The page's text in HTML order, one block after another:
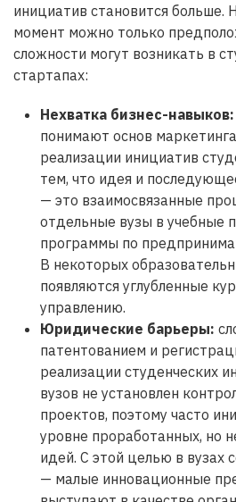
инициатив становится больше.
момент можно только
сложности могут возникать в
стартапах:
Нехватка бизнес-навыков:
понимают основ
реализации инициатив
тем, что идея и
— это взаимосвязанные
отдельные вузы в учебные
программы по
В некоторых
появляются углубленные
управлению.
Юридические барьеры:
патентованием и
реализации студенческих
вузов не установлен
проектов, поэтому часто
уровне проработанных, но
идей. С этой целью в
— малые инновационные